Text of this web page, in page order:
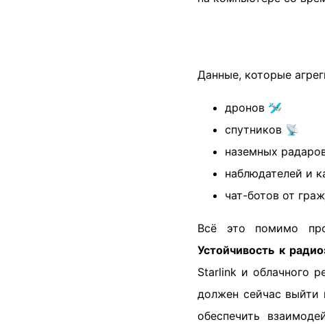
Данные, которые
дронов 🛩️
спутников 📡
наземных
наблюдателей и
чат-ботов от
Всё это помимо
Устойчивость к
Starlink и облачного
должен сейчас выйти
обеспечить